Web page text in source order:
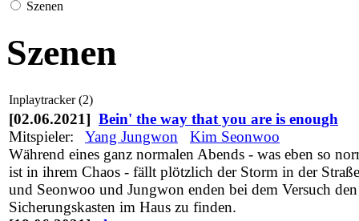
Szenen
Szenen
Inplaytracker (2)
[02.06.2021] Bein' the way that you are is enough
Mitspieler: Yang Jungwon
Kim Seonwoo
Während eines ganz normalen Abends - was eben so
ist in ihrem Chaos - fällt plötzlich der Storm in der
und Seonwoo und Jungwon enden bei dem Versuch den
Sicherungskasten im Haus zu finden.